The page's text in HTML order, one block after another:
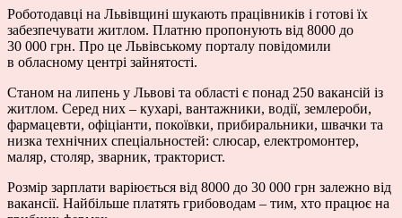
Роботодавці на Львівщині шукають працівників і готові їх
забезпечувати житлом. Платню пропонують від 8000 до
30 000 грн. Про це Львівському порталу повідомили
в обласному центрі зайнятості.
Станом на липень у Львові та області є понад 250 вакансій із
житлом. Серед них – кухарі, вантажники, водії, землероби,
фармацевти, офіціанти, покоївки, прибиральники, швачки та
низка технічних спеціальностей: слюсар, електромонтер,
маляр, столяр, зварник, тракторист.
Розмір зарплати варіюється від 8000 до 30 000 грн залежно від
вакансії. Найбільше платять грибоводам – тим, хто працює на